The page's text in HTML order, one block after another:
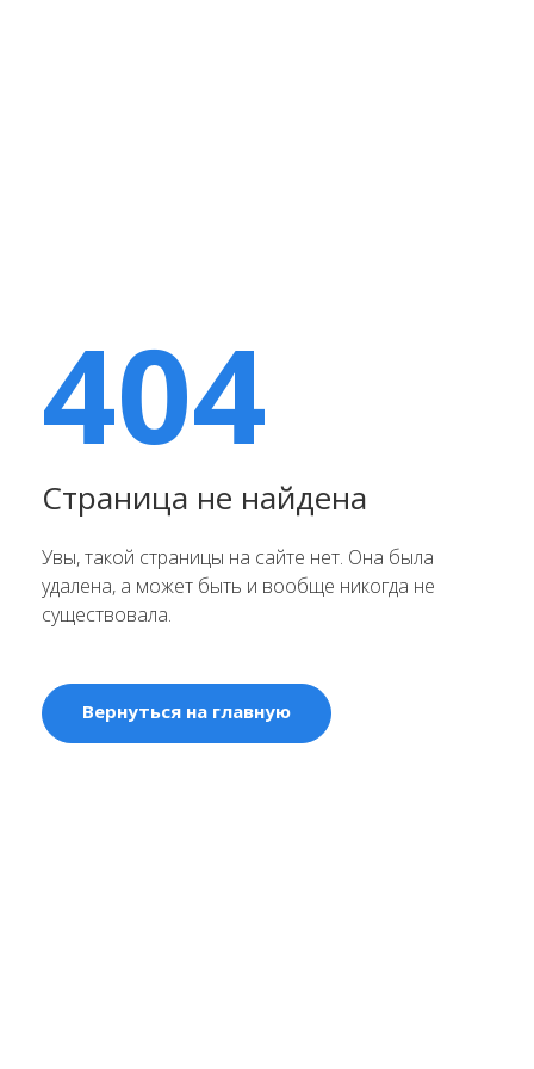
404
Страница не найдена
Увы, такой страницы на сайте нет. Она была
удалена, а может быть и вообще никогда не
существовала.
Вернуться на главную